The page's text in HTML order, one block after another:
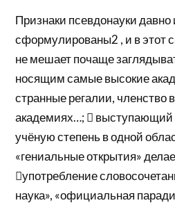
Признаки псевдонауки давно
сформулированы2 , и в этот
не мешает почаще
носящим самые высокие
странные регалии, членство
академиях…;  выступающий
учёную степень в одной
«гениальные открытия»
употребление
наука», «официальная